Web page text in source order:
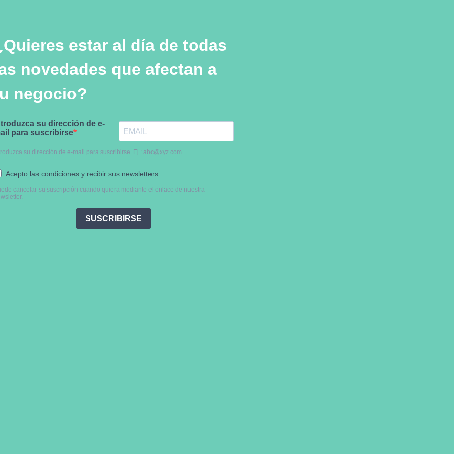
estar al día de todas
novedades que afectan a
negocio?​
su dirección de e-
para suscribirse
su dirección de e-mail para suscribirse. Ej.: abc@xyz.com
Acepto las condiciones y recibir sus newsletters.
cancelar su suscripción cuando quiera mediante el enlace de nuestra
SUSCRIBIRSE